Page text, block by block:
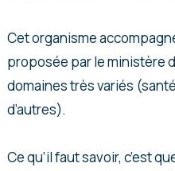
Cet organisme
proposée par le ministère
domaines très variés
d’autres).
Ce qu’il faut savoir, c’est